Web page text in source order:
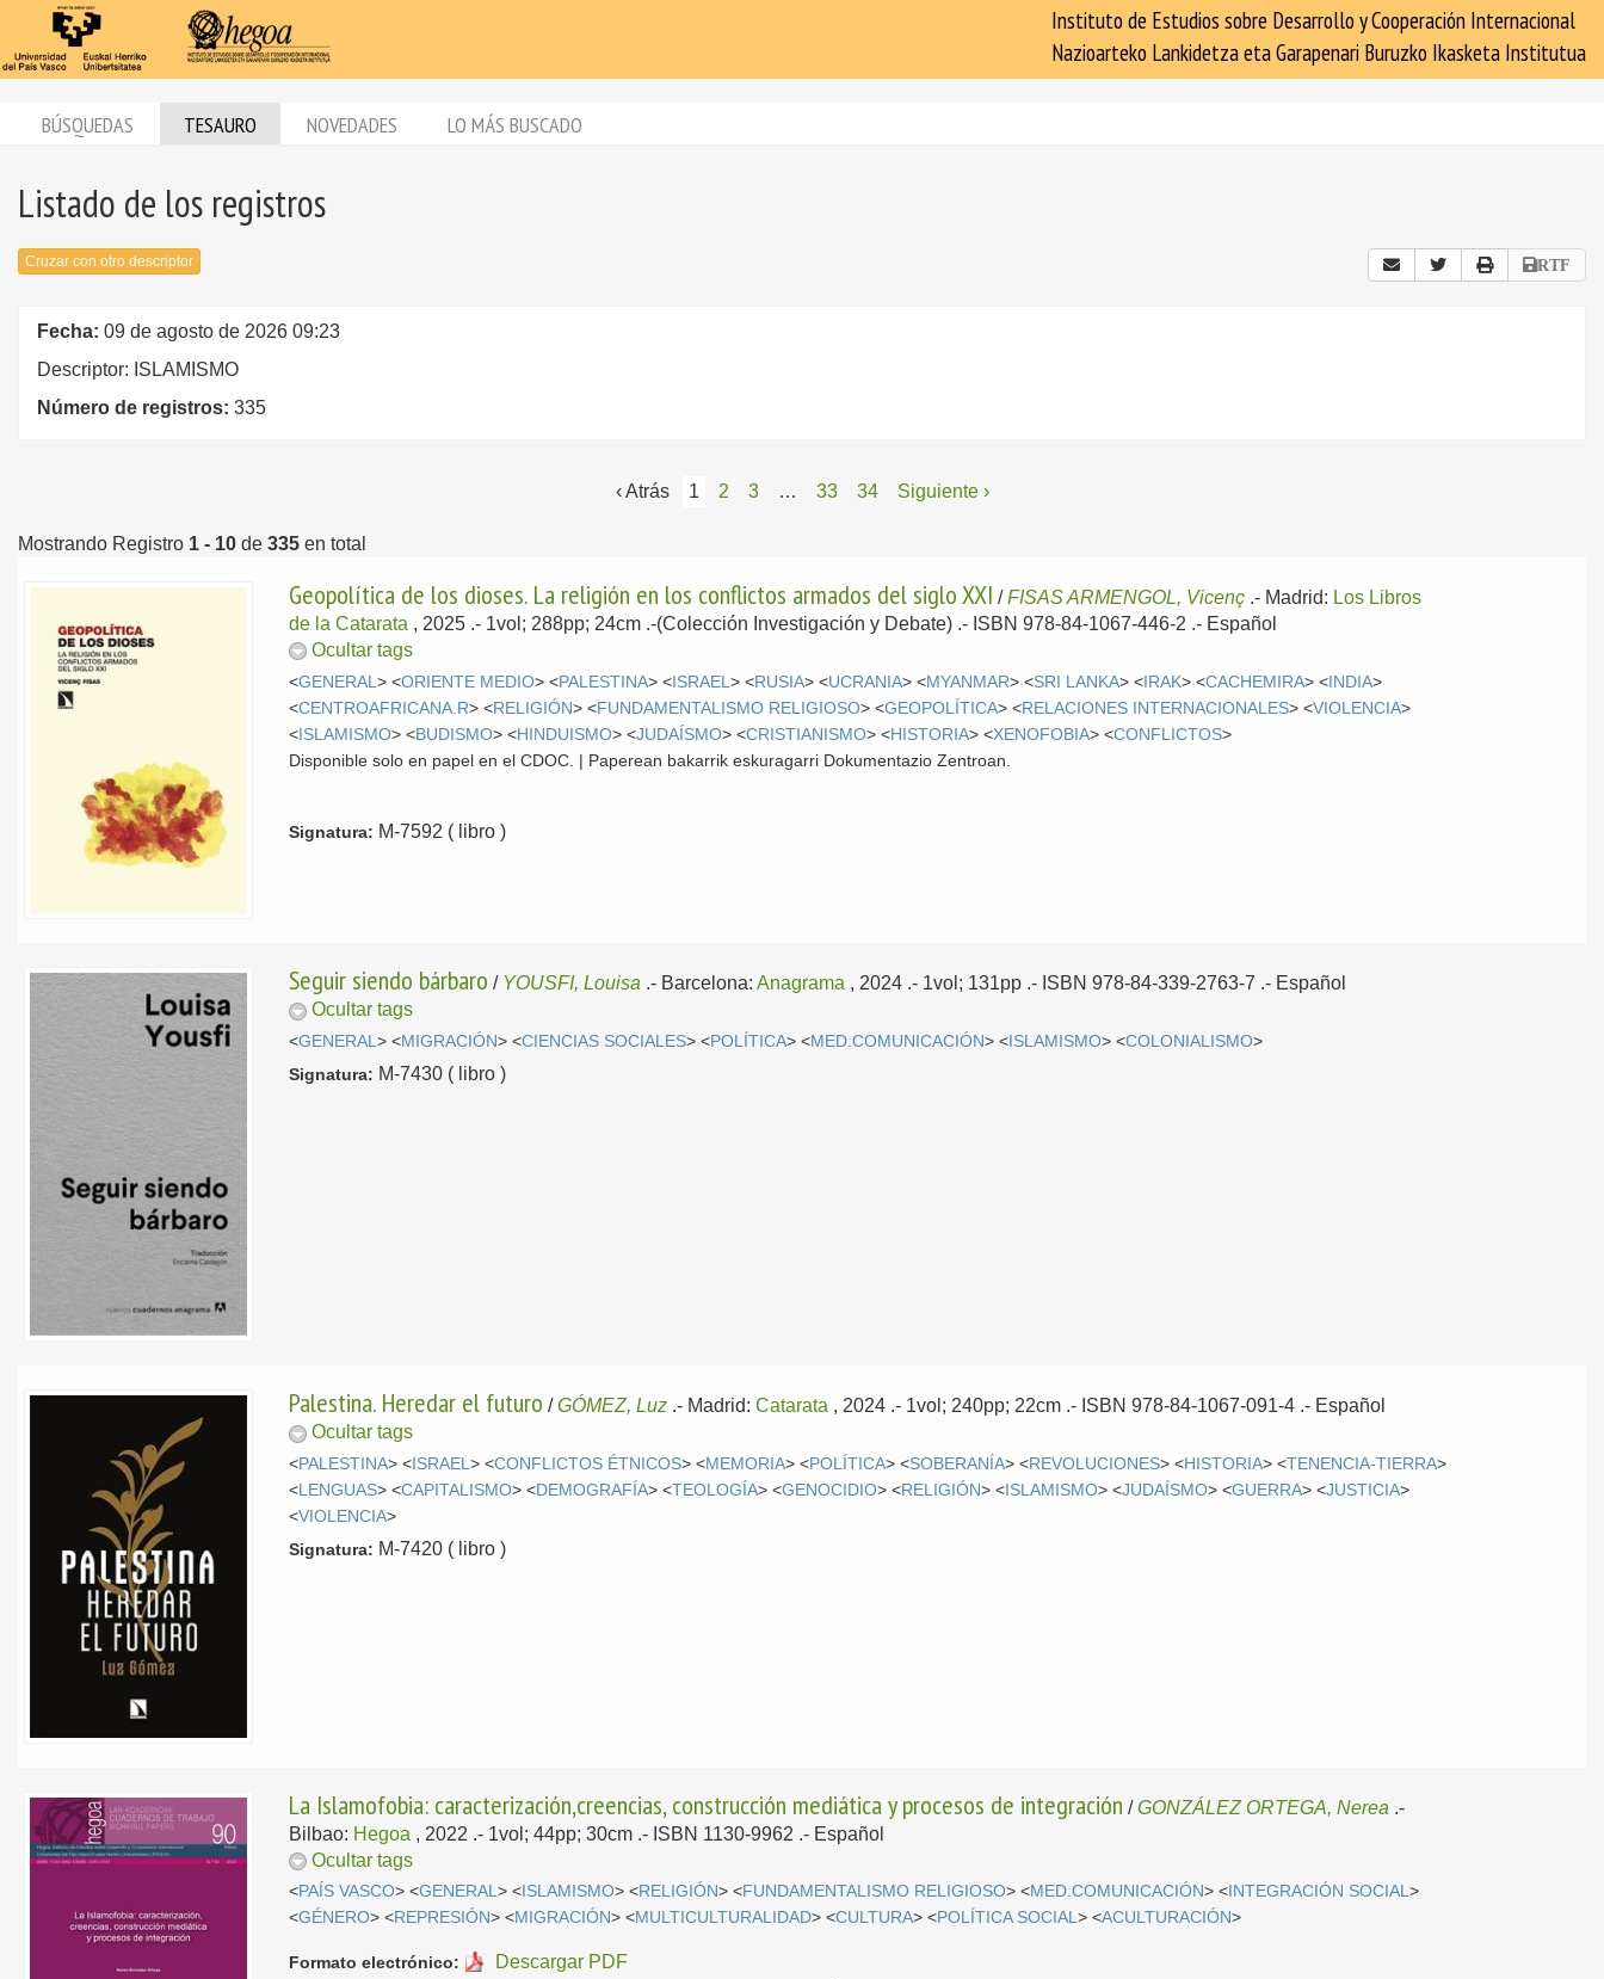
Instituto de Estudios sobre Desarrollo y Cooperación Internacional
Nazioarteko Lankidetza eta Garapenari Buruzko Ikasketa Institutua
BÚSQUEDAS TESAURO NOVEDADES LO MÁS BUSCADO
Listado de los registros
Cruzar con otro descriptor RTF
Fecha: 09 de agosto de 2026 09:23
Descriptor: ISLAMISMO
Número de registros: 335
‹ Atrás 1 2 3 … 33 34 Siguiente ›
Mostrando Registro 1 - 10 de 335 en total
Geopolítica de los dioses. La religión en los conflictos armados del siglo XXI /FISAS ARMENGOL, Vicenç .- Madrid: Los Libros
de la Catarata , 2025 .- 1vol; 288pp; 24cm .-(Colección Investigación y Debate) .- ISBN 978-84-1067-446-2 .- Español
Ocultar tags
<GENERAL> <ORIENTE MEDIO> <PALESTINA> <ISRAEL> <RUSIA> <UCRANIA> <MYANMAR> <SRI LANKA> <IRAK> <CACHEMIRA> <INDIA>
<CENTROAFRICANA.R> <RELIGIÓN> <FUNDAMENTALISMO RELIGIOSO> <GEOPOLÍTICA> <RELACIONES INTERNACIONALES> <VIOLENCIA>
<ISLAMISMO> <BUDISMO> <HINDUISMO> <JUDAÍSMO> <CRISTIANISMO> <HISTORIA> <XENOFOBIA> <CONFLICTOS>
Disponible solo en papel en el CDOC. | Paperean bakarrik eskuragarri Dokumentazio Zentroan.
Signatura: M-7592 ( libro )
Seguir siendo bárbaro / YOUSFI, Louisa .- Barcelona:Anagrama , 2024 .- 1vol; 131pp .- ISBN 978-84-339-2763-7 .- Español
Ocultar tags
<GENERAL> <MIGRACIÓN> <CIENCIAS SOCIALES> <POLÍTICA> <MED.COMUNICACIÓN> < ISLAMISMO> <COLONIALISMO>
Signatura: M-7430 ( libro )
Palestina. Heredar el futuro /GÓMEZ, Luz .- Madrid:Catarata , 2024 .- 1vol; 240pp; 22cm .- ISBN 978-84-1067-091-4 .- Español
Ocultar tags
<PALESTINA> < ISRAEL> <CONFLICTOS ÉTNICOS> <MEMORIA> <POLÍTICA> <SOBERANÍA> <REVOLUCIONES> <HISTORIA> <TENENCIA-TIERRA>
< LENGUAS> <CAPITALISMO> <DEMOGRAFÍA> <TEOLOGÍA> <GENOCIDIO> <RELIGIÓN> < ISLAMISMO> <JUDAÍSMO> <GUERRA> <JUSTICIA>
<VIOLENCIA>
Signatura: M-7420 ( libro )
La Islamofobia: caracterización,creencias, construcción mediática y procesos de integración /GONZÁLEZ ORTEGA, Nerea .-
Bilbao: Hegoa , 2022 .- 1vol; 44pp; 30cm .- ISBN 1130-9962 .- Español
Ocultar tags
<PAÍS VASCO> <GENERAL> < ISLAMISMO> <RELIGIÓN> <FUNDAMENTALISMO RELIGIOSO> <MED.COMUNICACIÓN> < INTEGRACIÓN SOCIAL>
<GÉNERO> <REPRESIÓN> <MIGRACIÓN> <MULTICULTURALIDAD> <CULTURA> <POLÍTICA SOCIAL> <ACULTURACIÓN>
Formato electrónico: Descargar PDF